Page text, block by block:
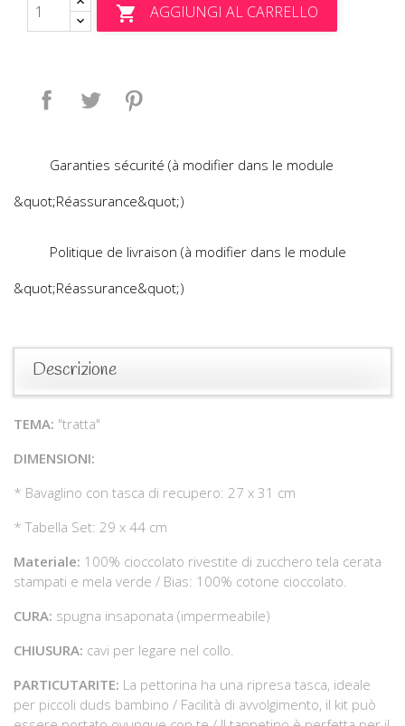
 AGGIUNGI AL CARRELLO
Condividi Twitta
Garanties sécurité (à modifier dans le module
&quot;Réassurance&quot;)
Politique de livraison (à modifier dans le module
&quot;Réassurance&quot;)
Descrizione
TEMA: "tratta"
DIMENSIONI:
* Bavaglino con tasca di recupero: 27 x 31 cm
* Tabella Set: 29 x 44 cm
Materiale: 100% cioccolato rivestite di zucchero tela cerata
stampati e mela verde / Bias: 100% cotone cioccolato.
CURA: spugna insaponata (impermeabile)
CHIUSURA: cavi per legare nel collo.
PARTICUTARITE: La pettorina ha una ripresa tasca, ideale
per piccoli duds bambino / Facilità di avvolgimento, il kit può